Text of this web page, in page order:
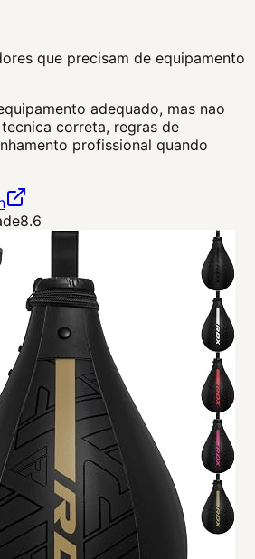
que precisam de equipamento
adequado, mas nao
correta, regras de
profissional quando
8.6